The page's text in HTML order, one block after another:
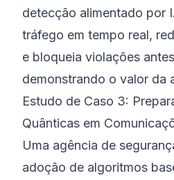
detecção alimentado por
tráfego em tempo real,
e bloqueia violações
demonstrando o valor da
Estudo de Caso 3:
Quânticas em
Uma agência de
adoção de algoritmos